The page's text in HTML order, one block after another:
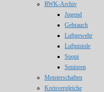
RWK-Archiv
Jugend
Gebrauch
Luftgewehr
Luftpistole
Spopi
Senioren
Meisterschaften
Kreisvergleiche